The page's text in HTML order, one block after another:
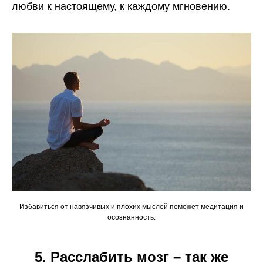
любви к настоящему, к каждому мгновению.
Избавиться от навязчивых и плохих мыслей поможет медитация и
осознанность.
5. Расслабить мозг – так же